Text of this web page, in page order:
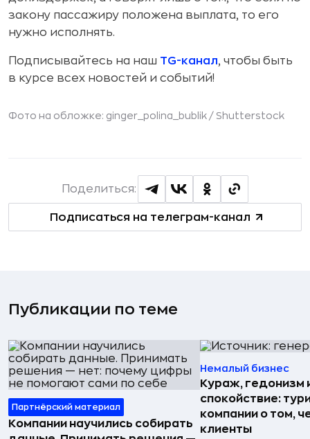
закону пассажиру положена выплата, то его
нужно исполнять.
Подписывайтесь на наш TG-канал, чтобы быть
в курсе всех новостей и событий!
Фото на обложке: ginger_polina_bublik / Shutterstock
Подписаться на телеграм-канал
Поделиться:
Публикации по теме
Партнёрский материал
Компании научились собирать
Немалый бизнес
Кураж, гедонизм
спокойствие:
компании о том,
клиенты